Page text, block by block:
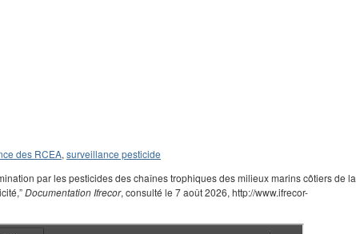
des RCEA, surveillance pesticide
par les pesticides des chaînes trophiques des milieux marins côtiers de la
Documentation Ifrecor, consulté le 7 août 2026, http://www.ifrecor-